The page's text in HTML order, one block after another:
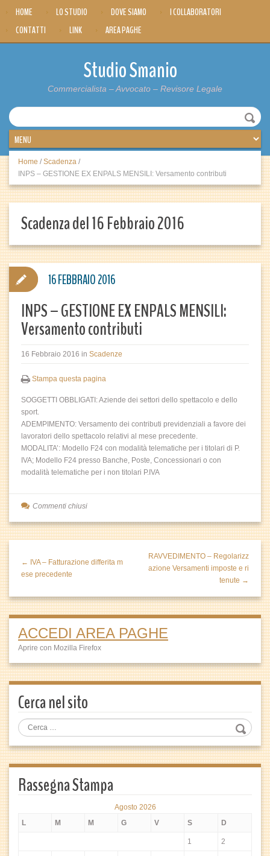
HOME LO STUDIO DOVE SIAMO
I COLLABORATORI
CONTATTI
LINK AREA PAGHE
Studio Smanio
Commercialista – Avvocato – Revisore Legale
Home / Scadenza /
INPS – GESTIONE EX ENPALS MENSILI: Versamento contributi
Scadenza del 16 Febbraio 2016
INPS – GESTIONE EX ENPALS MENSILI:
Versamento contributi
16 Febbraio 2016 in Scadenze
Stampa questa pagina
SOGGETTI OBBLIGATI: Aziende dei settori dello spettacolo e dello
sport.
ADEMPIMENTO: Versamento dei contributi previdenziali a favore dei
lavoratori dello spettacolo relativi al mese precedente.
MODALITA’: Modello F24 con modalità telematiche per i titolari di P.
IVA; Modello F24 presso Banche, Poste, Concessionari o con
modalità telematiche per i non titolari P.IVA
16 FEBBRAIO 2016
Commenti chiusi
← IVA – Fatturazione differita m
ese precedente
RAVVEDIMENTO – Regolarizz
azione Versamenti imposte e ri
tenute →
ACCEDI AREA PAGHE
Aprire con Mozilla Firefox
Cerca nel sito
Rassegna Stampa
Agosto 2026
L
M M G V S D
1 2